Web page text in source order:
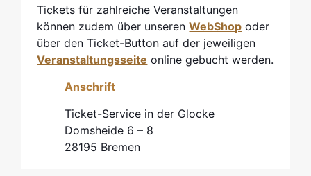
Tickets für zahlreiche Veranstaltungen
können zudem über unserenWebShop oder
über den Ticket-Button auf der jeweiligen
Veranstaltungsseite online gebucht werden.
Anschrift
Ticket-Service in der Glocke
Domsheide 6 – 8
28195 Bremen